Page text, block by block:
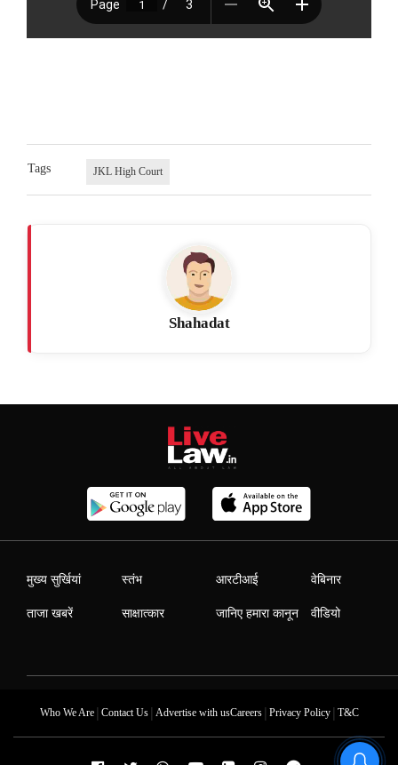
Tags JKL High Court
Shahadat
मुख्य सुर्खियां
ताजा खबरें
स्तंभ
साक्षात्कार
आरटीआई
जानिए हमारा कानून
वेबिनार
वीडियो
Who We Are| Contact Us| Advertise with usCareers| Privacy Policy| T&C